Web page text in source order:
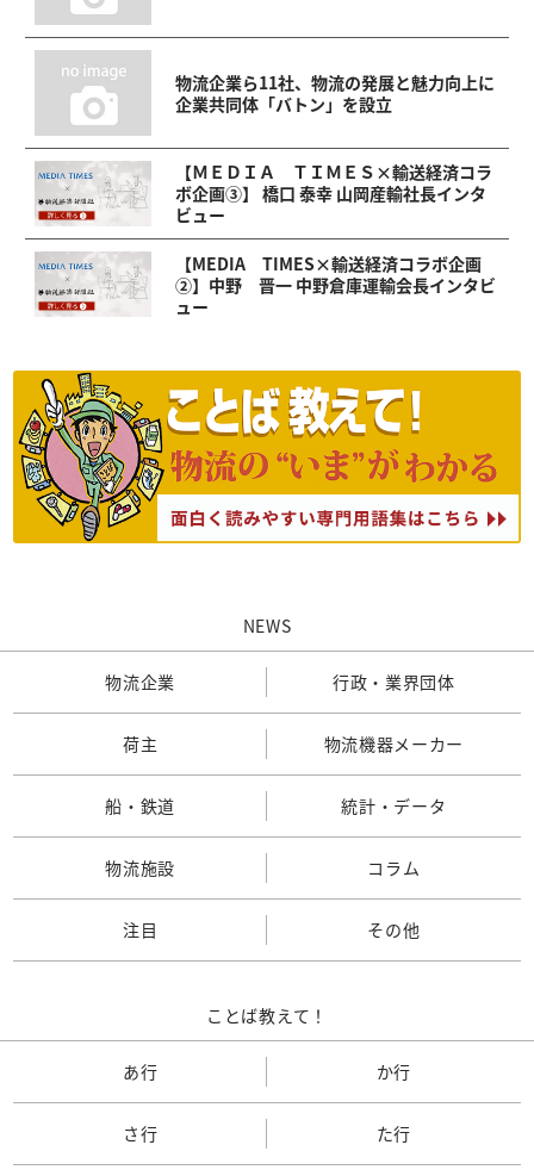
物流企業ら11社、物流の発展と魅力向上に
企業共同体「バトン」を設立
【ＭＥＤＩＡ ＴＩＭＥＳ×輸送経済コラ
ボ企画③】 橋口 泰幸 山岡産輸社長インタ
ビュー
【MEDIA TIMES×輸送経済コラボ企画
②】中野 晋一 中野倉庫運輸会長インタビ
ュー
NEWS
物流企業 行政・業界団体
荷主 物流機器メーカー
船・鉄道 統計・データ
物流施設 コラム
注目 その他
ことば教えて！
あ行 か行
さ行 た行